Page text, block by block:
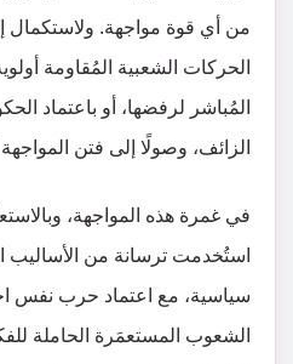
من أي قوة مواجهة. ولاستكمال
الحركات الشعبية المُقاومة
المُباشر لرفضها، أو باعتماد
الزائف، وصولًا إلى فتن المواجهة
في غمرة هذه المواجهة،
استُخدمت ترسانة من الأساليب
سياسية، مع اعتماد حرب نفس
الشعوب المستعمَرة الحاملة